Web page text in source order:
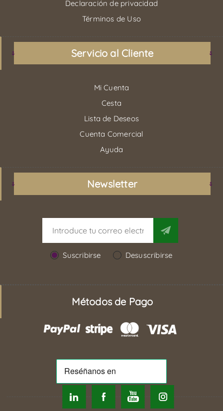
Declaración de privacidad
Términos de Uso
Servicio al Cliente
Mi Cuenta
Cesta
Lista de Deseos
Cuenta Comercial
Ayuda
Newsletter
Suscribirse Desuscribirse
Métodos de Pago